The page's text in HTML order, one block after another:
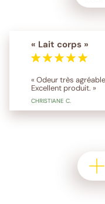
« Lait corps »
« Odeur très
Excellent produit. »
CHRISTIANE C.